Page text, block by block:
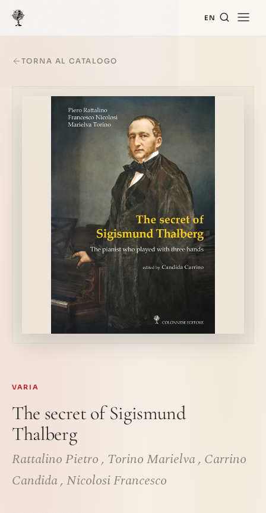
EN
TORNA AL CATALOGO
VARIA
The secret of Sigismund
Thalberg
Rattalino Pietro, Torino Marielva, Carrino
Candida,Nicolosi Francesco